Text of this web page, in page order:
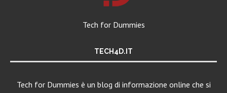
Tech for Dummies
TECH4D.IT
Tech for Dummies è un blog di informazione online che si